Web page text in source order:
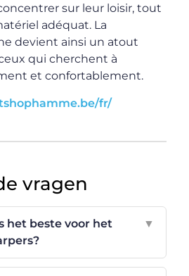
sur leur loisir, tout
adéquat. La
devient ainsi un atout
qui cherchent à
et confortablement.
fr/
vragen
het beste voor het
▼